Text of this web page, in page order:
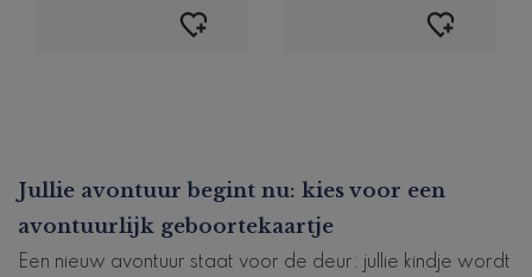
Jullie avontuur begint nu: kies voor een
avontuurlijk geboortekaartje
Een nieuw avontuur staat voor de deur: jullie kindje wordt